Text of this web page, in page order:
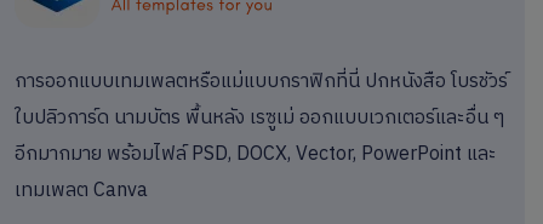
การออกแบบเทมเพลตหรือแม่แบบกราฟิกที่นี่ ปกหนังสือ โบรชัวร์
ใบปลิวการ์ด นามบัตร พื้นหลัง เรซูเม่ ออกแบบเวกเตอร์และอื่น ๆ
อีกมากมาย พร้อมไฟล์ PSD, DOCX, Vector, PowerPoint และ
เทมเพลต Canva